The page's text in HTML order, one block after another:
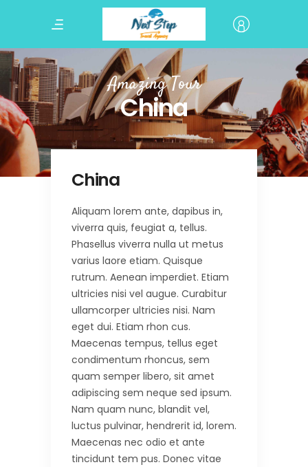
Amazing Tour
China
China
Aliquam lorem ante, dapibus in,
viverra quis, feugiat a, tellus.
Phasellus viverra nulla ut metus
varius laore etiam. Quisque
rutrum. Aenean imperdiet. Etiam
ultricies nisi vel augue. Curabitur
ullamcorper ultricies nisi. Nam
eget dui. Etiam rhon cus.
Maecenas tempus, tellus eget
condimentum rhoncus, sem
quam semper libero, sit amet
adipiscing sem neque sed ipsum.
Nam quam nunc, blandit vel,
luctus pulvinar, hendrerit id, lorem.
Maecenas nec odio et ante
tincidunt tem pus. Donec vitae